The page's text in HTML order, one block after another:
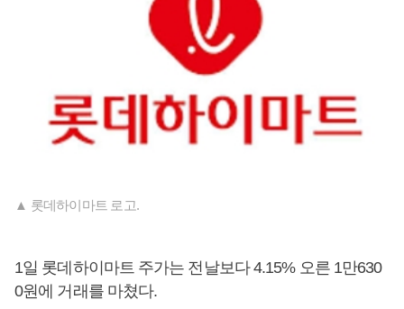
▲ 롯데하이마트 로고.
1일 롯데하이마트 주가는 전날보다 4.15% 오른 1만630
0원에 거래를 마쳤다.